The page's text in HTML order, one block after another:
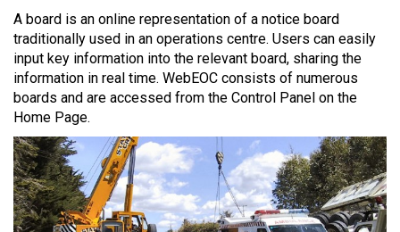
A board is an online representation of a notice board
traditionally used in an operations centre. Users can easily
input key information into the relevant board, sharing the
information in real time. WebEOC consists of numerous
boards and are accessed from the Control Panel on the
Home Page.